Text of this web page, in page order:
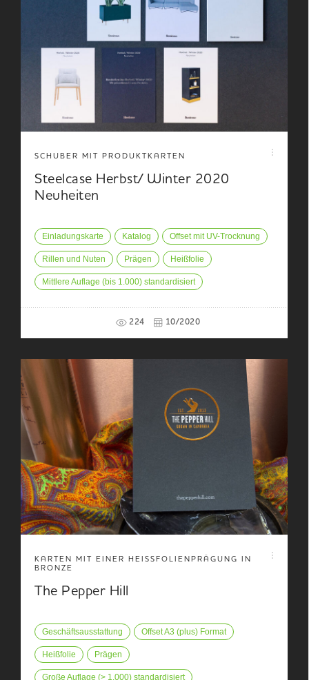
SCHUBER MIT PRODUKTKARTEN
Steelcase Herbst/ Winter 2020
Neuheiten
Einladungskarte Katalog Offset mit UV-Trocknung
Rillen und Nuten Prägen Heißfolie
Mittlere Auflage (bis 1.000) standardisiert
224 10/2020
KARTEN MIT EINER HEISSFOLIENPRÄGUNG IN B
RONZE
The Pepper Hill
Geschäftsausstattung Offset A3 (plus) Format
Heißfolie Prägen
Große Auflage (> 1.000) standardisiert